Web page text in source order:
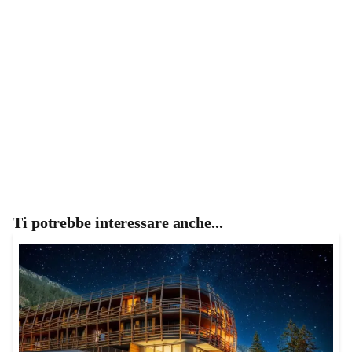
Ti potrebbe interessare anche...